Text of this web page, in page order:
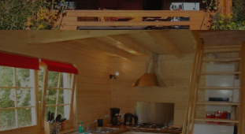
¡Vaya! Parece que nuestro buscador ha